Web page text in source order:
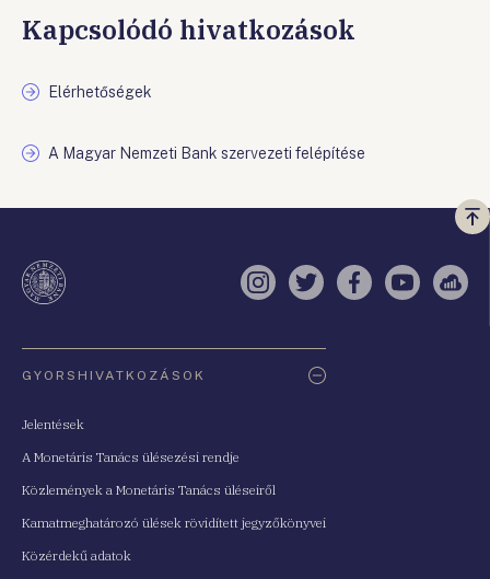
Kapcsolódó hivatkozások
Elérhetőségek
A Magyar Nemzeti Bank szervezeti felépítése
a
Instagram
TwitterFacebook
YouTube
GYORSHIVATKOZÁSOK
Jelentések
A Monetáris Tanács ülésezési rendje
Közlemények a Monetáris Tanács üléseiről
Kamatmeghatározó ülések rövidített jegyzőkönyvei
Közérdekű adatok